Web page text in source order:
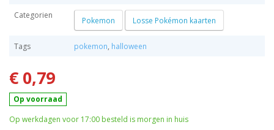
Categorien
Pokemon Losse Pokémon kaarten
Tags pokemon, halloween
€ 0,79
Op voorraad
Op werkdagen voor 17:00 besteld is morgen in huis